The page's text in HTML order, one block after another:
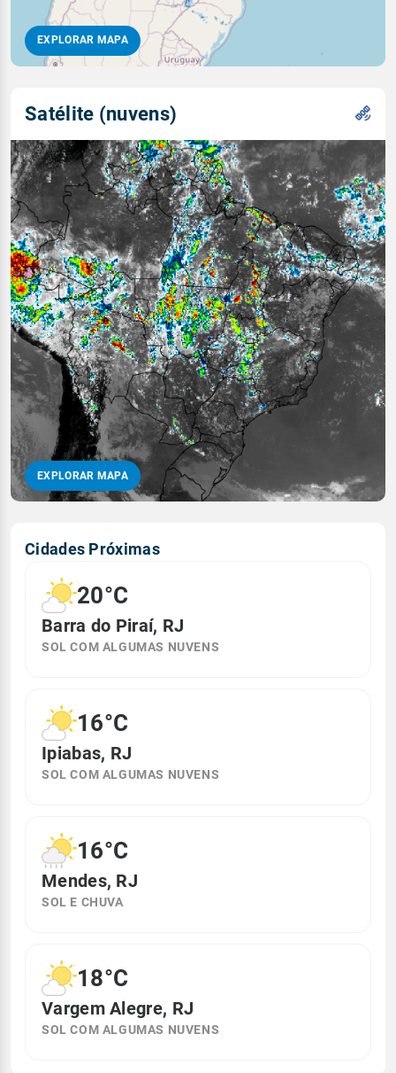
EXPLORAR MAPA
Satélite (nuvens)
EXPLORAR MAPA
Cidades Próximas
20°C
Barra do Piraí, RJ
SOL COM ALGUMAS NUVENS
16°C
Ipiabas, RJ
SOL COM ALGUMAS NUVENS
16°C
Mendes, RJ
SOL E CHUVA
18°C
Vargem Alegre, RJ
SOL COM ALGUMAS NUVENS